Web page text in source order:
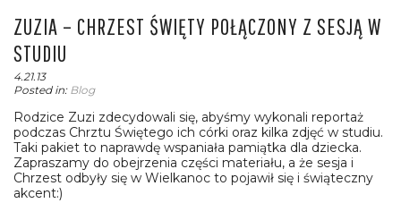
ZUZIA – CHRZEST ŚWIĘTY POŁĄCZONY Z SESJĄ W
STUDIU
4.21.13
Posted in: Blog
Rodzice Zuzi zdecydowali się, abyśmy wykonali reportaż
podczas Chrztu Świętego ich córki oraz kilka zdjęć w studiu.
Taki pakiet to naprawdę wspaniała pamiątka dla dziecka.
Zapraszamy do obejrzenia części materiału, a że sesja i
Chrzest odbyły się w Wielkanoc to pojawił się i świąteczny
akcent:)